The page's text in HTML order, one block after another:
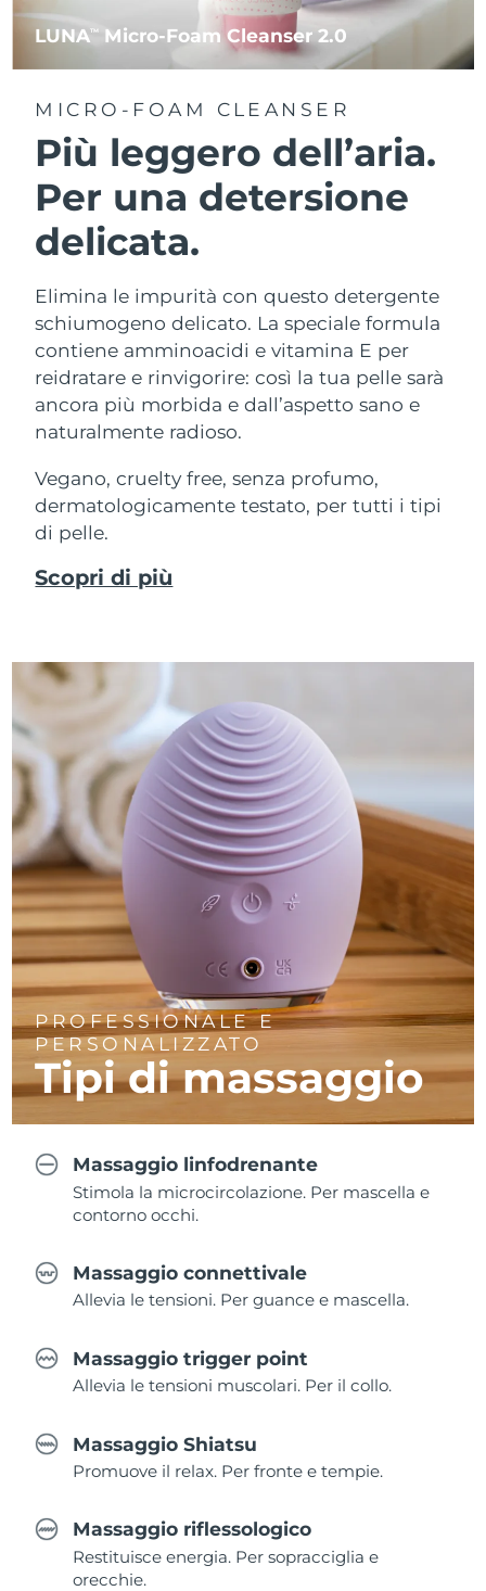
LUNATM Micro-Foam Cleanser 2.0
MICRO-FOAM CLEANSER
Più leggero dell’aria.
Per una detersione
delicata.
Elimina le impurità con questo detergente
schiumogeno delicato. La speciale formula
contiene amminoacidi e vitamina E per
reidratare e rinvigorire: così la tua pelle sarà
ancora più morbida e dall’aspetto sano e
naturalmente radioso.
Vegano, cruelty free, senza profumo,
dermatologicamente testato, per tutti i tipi
di pelle.
Scopri di più
PROFESSIONALE E
PERSONALIZZATO
Tipi di massaggio
Massaggio linfodrenante
Stimola la microcircolazione. Per mascella e
contorno occhi.
Massaggio connettivale
Allevia le tensioni. Per guance e mascella.
Massaggio trigger point
Allevia le tensioni muscolari. Per il collo.
Massaggio Shiatsu
Promuove il relax. Per fronte e tempie.
Massaggio riflessologico
Restituisce energia. Per sopracciglia e
orecchie.